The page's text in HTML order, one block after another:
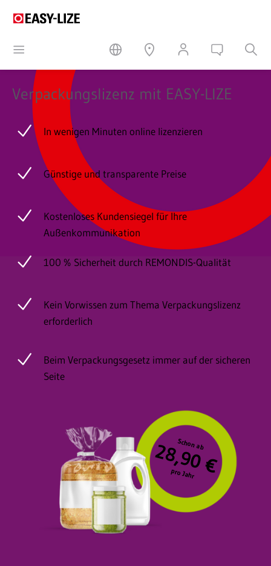
Verpackungslizenz mit EASY-LIZE
In wenigen Minuten online lizenzieren
Günstige und transparente Preise
Kostenloses Kundensiegel für Ihre
Außenkommunikation
100 % Sicherheit durch REMONDIS-Qualität
Kein Vorwissen zum Thema Verpackungslizenz
erforderlich
Beim Verpackungsgesetz immer auf der sicheren
Seite
28,90 €